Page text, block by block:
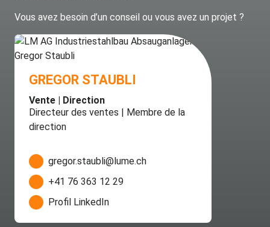
Vous avez besoin d’un conseil ou vous avez un projet ?
GREGOR STAUBLI
Vente | Direction
Directeur des ventes | Membre de la
direction
gregor.staubli@lume.ch
+41 76 363 12 29
Profil LinkedIn